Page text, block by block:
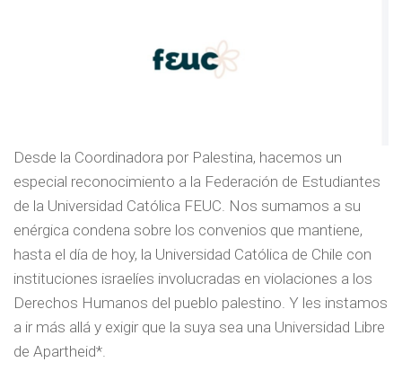
Desde la Coordinadora por Palestina, hacemos un
especial reconocimiento a la Federación de Estudiantes
de la Universidad Católica FEUC. Nos sumamos a su
enérgica condena sobre los convenios que mantiene,
hasta el día de hoy, la Universidad Católica de Chile con
instituciones israelíes involucradas en violaciones a los
Derechos Humanos del pueblo palestino. Y les instamos
a ir más allá y exigir que la suya sea una Universidad Libre
de Apartheid*.